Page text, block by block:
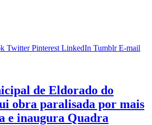
Twitter Pinterest LinkedIn Tumblr E-mail
de Eldorado do
obra paralisada por mais
e inaugura Quadra